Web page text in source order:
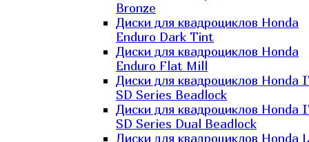
Bronze
Диски для квадроциклов Honda
Enduro Dark Tint
Диски для квадроциклов Honda
Enduro Flat Mill
Диски для квадроциклов Honda
SD Series Beadlock
Диски для квадроциклов Honda
SD Series Dual Beadlock
Диски для квадроциклов Honda